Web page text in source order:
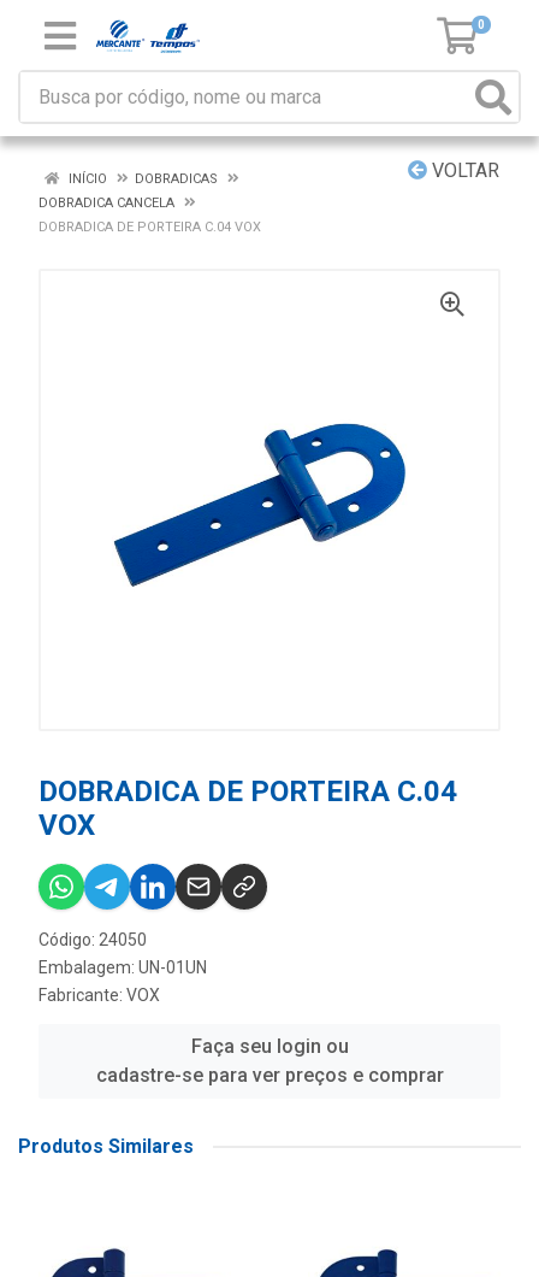
0
VOLTAR
INÍCIO
DOBRADICAS
DOBRADICA CANCELA
DOBRADICA DE PORTEIRA C.04 VOX
DOBRADICA DE PORTEIRA C.04
VOX
Código: 24050
Embalagem: UN-01UN
Fabricante: VOX
Faça seu login ou
cadastre-se para ver preços e comprar
Produtos Similares